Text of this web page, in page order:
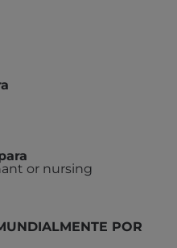
or nursing
POR